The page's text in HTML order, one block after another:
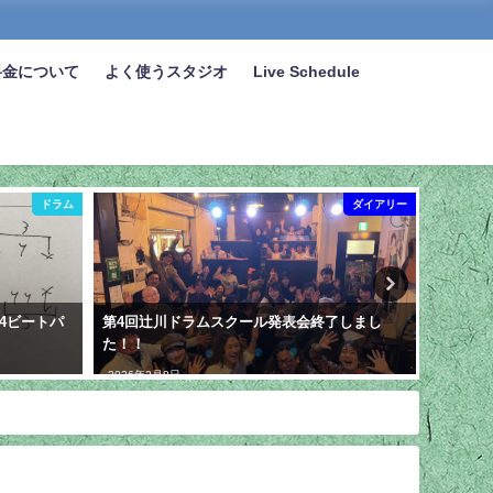
について よく使うスタジオ Live Schedule
ドラム
ビートパ
ダイアリー
第4回辻川ドラムスクール発表会終了しまし
た！！
2026年2月8日
【
ズにつ
2025年1